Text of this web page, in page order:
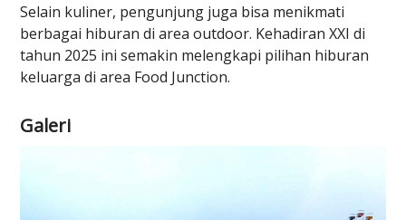
Selain kuliner, pengunjung juga bisa menikmati
berbagai hiburan di area outdoor. Kehadiran XXI di
tahun 2025 ini semakin melengkapi pilihan hiburan
keluarga di area Food Junction.
Galeri